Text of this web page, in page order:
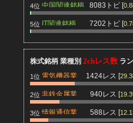
4位 中国関連銘柄 8083トピ [
5位 IT関連銘柄 7202トピ [
株式銘柄 業種別 2chレス数 ラ
1位 電気機器業 1424レス [
2位 非鉄金属業 940レス [
3位 情報通信業 588レス [